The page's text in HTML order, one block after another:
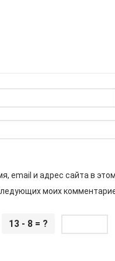
email и адрес сайта в этом
моих
13 - 8 = ?